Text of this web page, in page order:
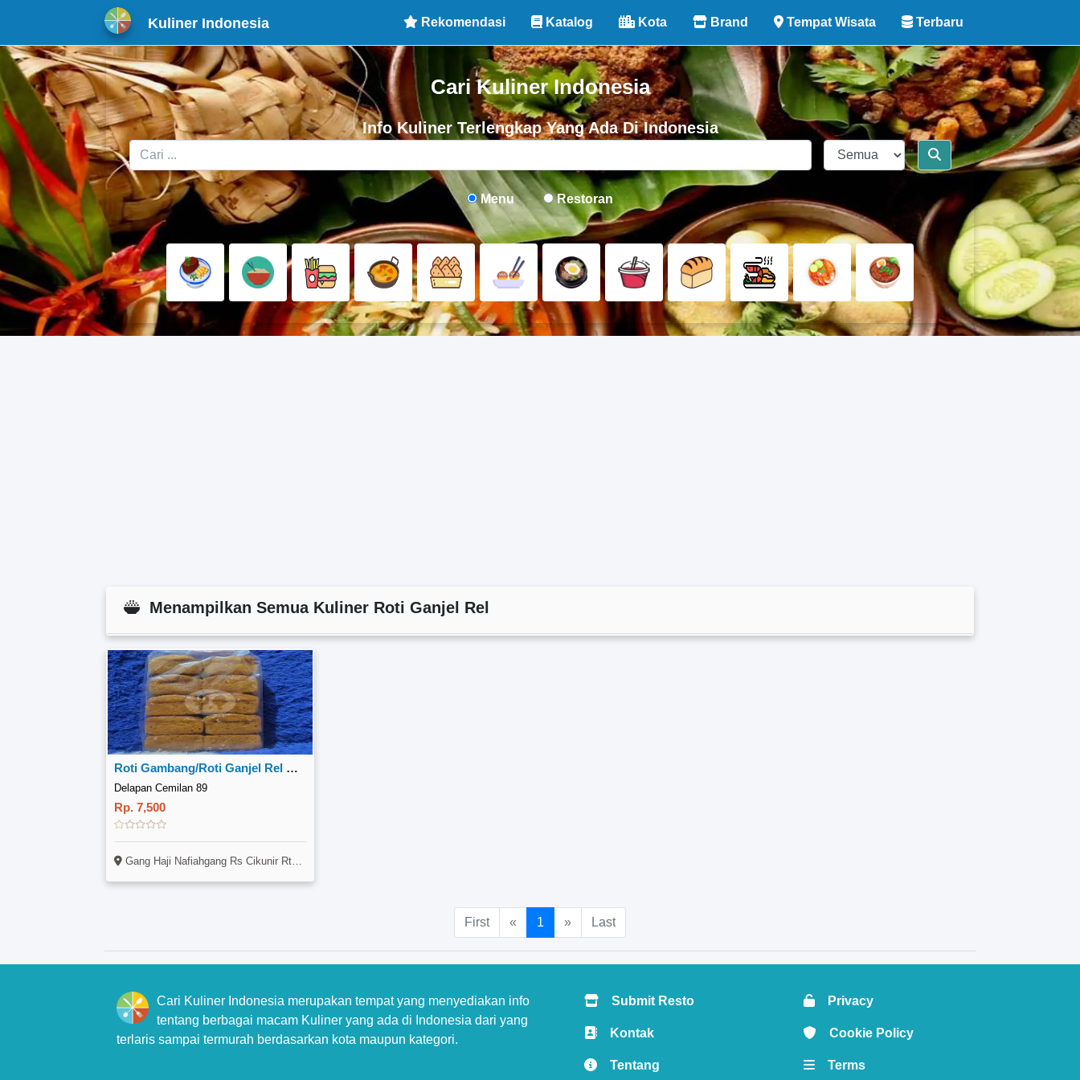
Kuliner Indonesia Rekomendasi Katalog Kota Brand Tempat Wisata Terbaru
Cari Kuliner Indonesia
Info Kuliner Terlengkap Yang Ada Di Indonesia
Menu Restoran
Menampilkan Semua Kuliner Roti Ganjel Rel
Roti Gambang/Roti Ganjel Rel Khas Semarang
Delapan Cemilan 89
Rp. 7,500
Gang Haji Nafiahgang Rs Cikunir Rt06 Rw03 No.19 (rumahnya Ferry)
First « 1 » Last
Cari Kuliner Indonesia merupakan tempat yang menyediakan info
tentang berbagai macam Kuliner yang ada di Indonesia dari yang
terlaris sampai termurah berdasarkan kota maupun kategori.
Submit Resto
Kontak
Tentang
Privacy
Cookie Policy
Terms